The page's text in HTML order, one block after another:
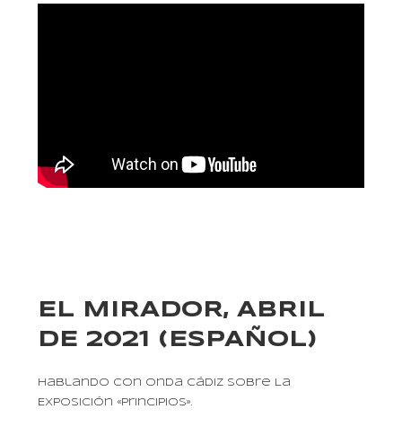
EL MIRADOR, ABRIL
DE 2021 (ESPAÑOL)
Hablando Con Onda Cádiz Sobre La
Exposición «Principios».